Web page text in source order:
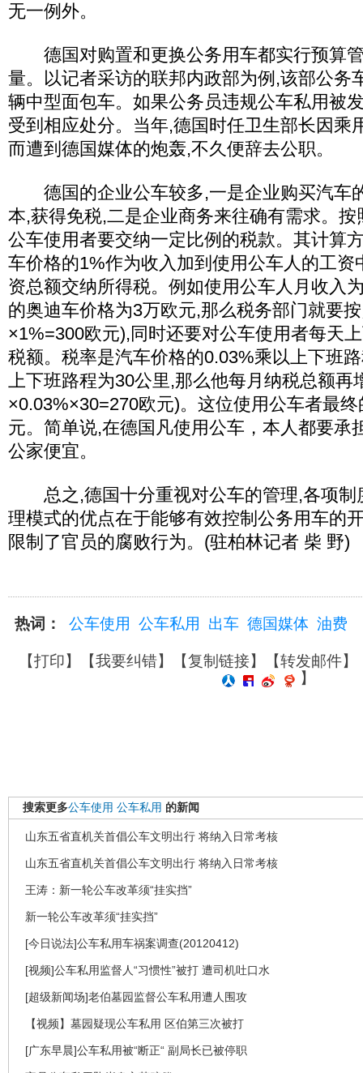
无一例外。
德国对购置和更换公务用车都实行预算
量。以记者采访的联邦内政部为例,该部公务
辆中型面包车。如果公务员违规公车私用被
受到相应处分。当年,德国时任卫生部长因乘
而遭到德国媒体的炮轰,不久便辞去公职。
德国的企业公车较多,一是企业购买汽车
本,获得免税,二是企业商务来往确有需求。
公车使用者要交纳一定比例的税款。其计算
车价格的1%作为收入加到使用公车人的工资
资总额交纳所得税。例如使用公车人月收入
的奥迪车价格为3万欧元,那么税务部门就要
×1%=300欧元),同时还要对公车使用者每天
税额。税率是汽车价格的0.03%乘以上下班
上下班路程为30公里,那么他每月纳税总额再
×0.03%×30=270欧元)。这位使用公车者最
元。简单说,在德国凡使用公车，本人都要承
公家便宜。
总之,德国十分重视对公车的管理,各项制
理模式的优点在于能够有效控制公务用车的
限制了官员的腐败行为。(驻柏林记者 柴 野)
热词： 公车使用 公车私用 出车 德国媒体 油费
【打印】【我要纠错】【复制链接】【转发邮件】
】
搜索更多公车使用 公车私用 的新闻
山东五省直机关首倡公车文明出行 将纳入日常考核
山东五省直机关首倡公车文明出行 将纳入日常考核
王涛：新一轮公车改革须“挂实挡”
新一轮公车改革须“挂实挡”
[今日说法]公车私用车祸案调查(20120412)
[视频]公车私用监督人“习惯性”被打 遭司机吐口水
[超级新闻场]老伯墓园监督公车私用遭人围攻
【视频】墓园疑现公车私用 区伯第三次被打
[广东早晨]公车私用被“断正“ 副局长已被停职